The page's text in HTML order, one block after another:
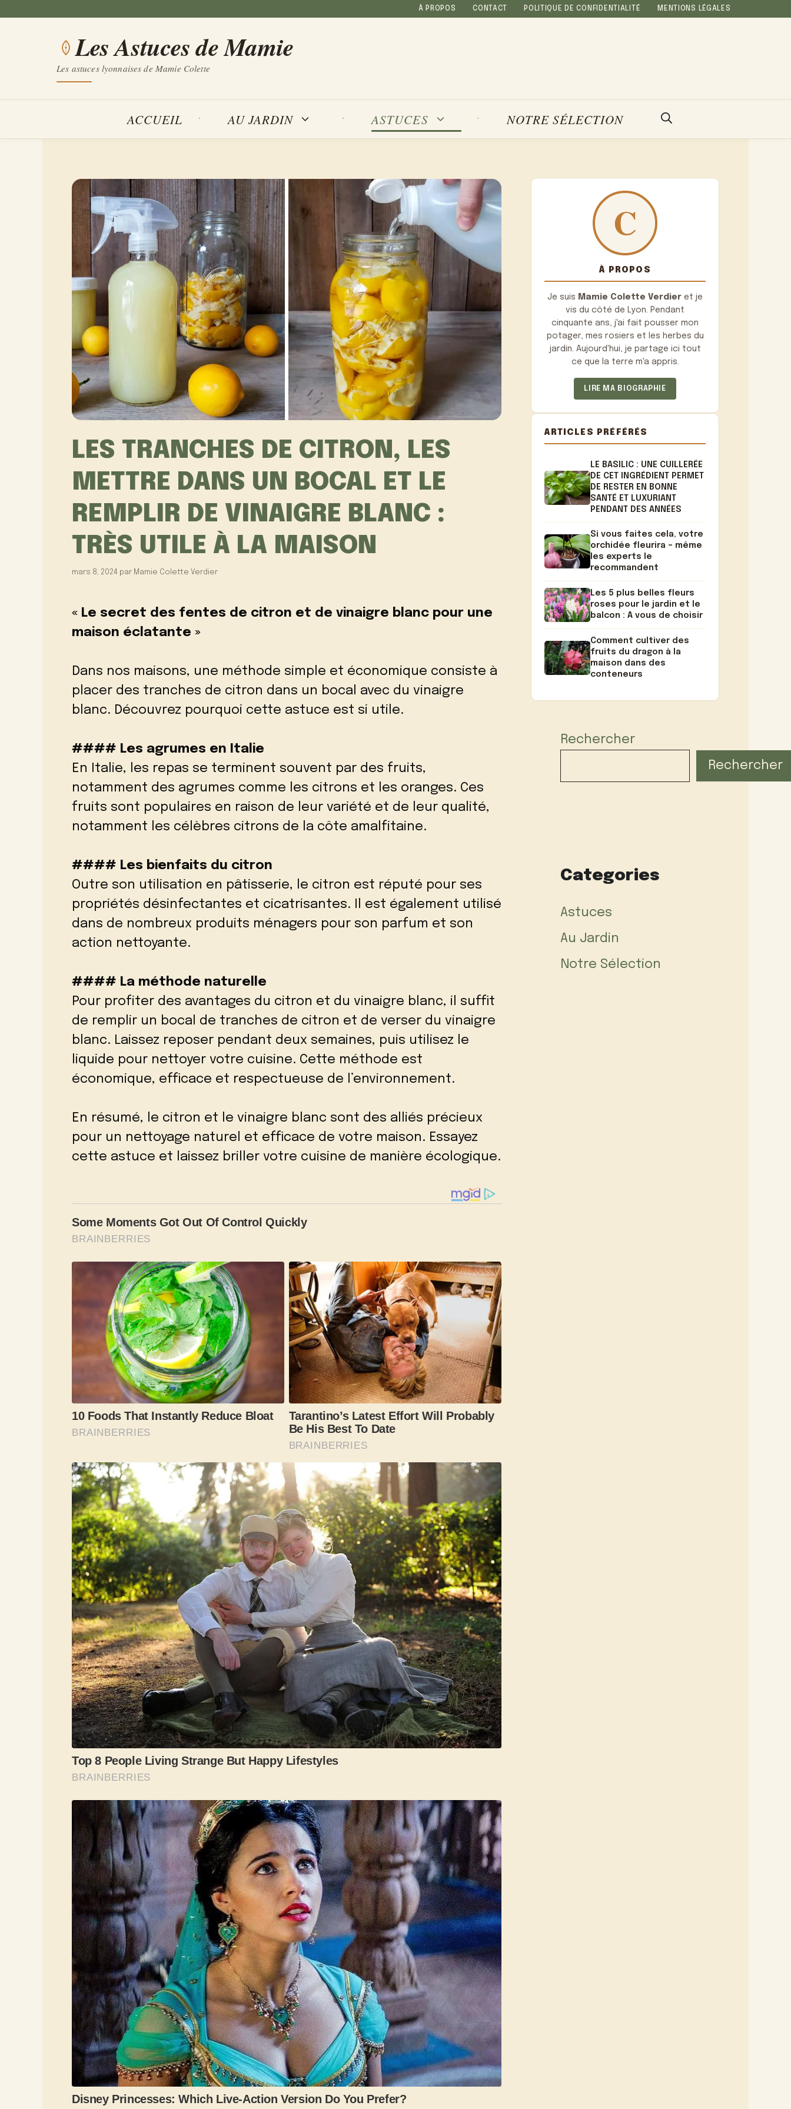
À PROPOS CONTACT POLITIQUE DE CONFIDENTIALITÉ MENTIONS LÉGALES
Les Astuces de Mamie
Les astuces lyonnaises de Mamie Colette
ACCUEIL AU JARDIN ASTUCES NOTRE SÉLECTION
LES TRANCHES DE CITRON, LES
METTRE DANS UN BOCAL ET LE
REMPLIR DE VINAIGRE BLANC :
TRÈS UTILE À LA MAISON
mars 8, 2024 par Mamie Colette Verdier
« Le secret des fentes de citron et de vinaigre blanc pour une
maison éclatante »
Dans nos maisons, une méthode simple et économique consiste à
placer des tranches de citron dans un bocal avec du vinaigre
blanc. Découvrez pourquoi cette astuce est si utile.
#### Les agrumes en Italie
En Italie, les repas se terminent souvent par des fruits,
notamment des agrumes comme les citrons et les oranges. Ces
fruits sont populaires en raison de leur variété et de leur qualité,
notamment les célèbres citrons de la côte amalfitaine.
#### Les bienfaits du citron
Outre son utilisation en pâtisserie, le citron est réputé pour ses
propriétés désinfectantes et cicatrisantes. Il est également utilisé
dans de nombreux produits ménagers pour son parfum et son
action nettoyante.
#### La méthode naturelle
Pour profiter des avantages du citron et du vinaigre blanc, il suffit
de remplir un bocal de tranches de citron et de verser du vinaigre
blanc. Laissez reposer pendant deux semaines, puis utilisez le
liquide pour nettoyer votre cuisine. Cette méthode est
économique, efficace et respectueuse de l’environnement.
En résumé, le citron et le vinaigre blanc sont des alliés précieux
pour un nettoyage naturel et efficace de votre maison. Essayez
cette astuce et laissez briller votre cuisine de manière écologique.
À PROPOS
Je suis Mamie Colette Verdier et je
vis du côté de Lyon. Pendant
cinquante ans, j'ai fait pousser mon
potager, mes rosiers et les herbes du
jardin. Aujourd'hui, je partage ici tout
ce que la terre m'a appris.
LIRE MA BIOGRAPHIE
ARTICLES PRÉFÉRÉS
LE BASILIC : UNE CUILLERÉE
DE CET INGRÉDIENT PERMET
DE RESTER EN BONNE
SANTÉ ET LUXURIANT
PENDANT DES ANNÉES
Si vous faites cela, votre
orchidée fleurira – même
les experts le
recommandent
Les 5 plus belles fleurs
roses pour le jardin et le
balcon : A vous de choisir
Comment cultiver des
fruits du dragon à la
maison dans des
conteneurs
Rechercher
Rechercher
Categories
Astuces
Au Jardin
Notre Sélection